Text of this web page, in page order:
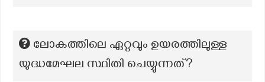
ലോകത്തിലെ ഏറ്റവും ഉയരത്തിലുള്ള
യുദ്ധമേഘല സ്ഥിതി ചെയ്യുന്നത്?